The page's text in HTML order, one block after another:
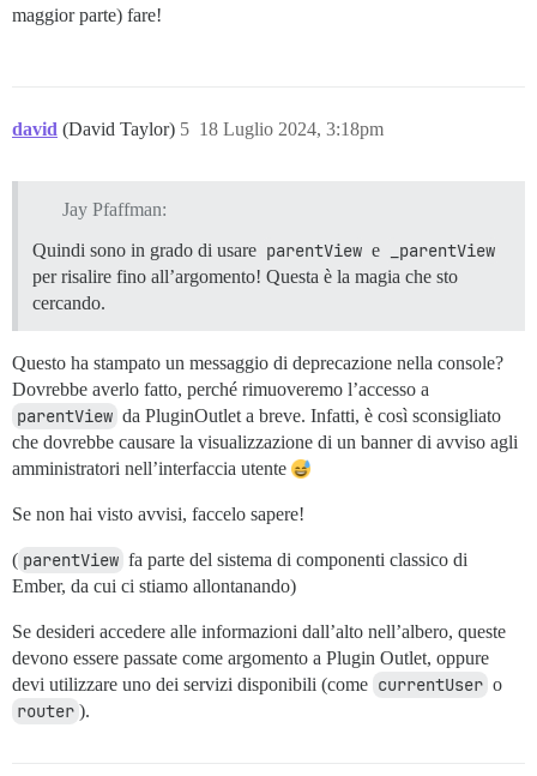
maggior parte) fare!
david (David Taylor) 18 Luglio 2024, 3:18pm
5
Jay Pfaffman:
Quindi sono in grado di usare parentView e _parentView
per risalire fino all’argomento! Questa è la magia che sto
cercando.
Questo ha stampato un messaggio di deprecazione nella console?
Dovrebbe averlo fatto, perché rimuoveremo l’accesso a
parentView da PluginOutlet a breve. Infatti, è così sconsigliato
che dovrebbe causare la visualizzazione di un banner di avviso agli
amministratori nell’interfaccia utente
Se non hai visto avvisi, faccelo sapere!
( parentView fa parte del sistema di componenti classico di
Ember, da cui ci stiamo allontanando)
Se desideri accedere alle informazioni dall’alto nell’albero, queste
devono essere passate come argomento a Plugin Outlet, oppure
devi utilizzare uno dei servizi disponibili (come currentUser o
router ).